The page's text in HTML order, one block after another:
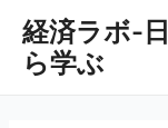
経済ラボ-
ら学ぶ